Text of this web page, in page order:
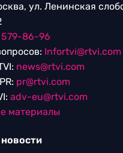
ул. Ленинская
579-86-96
Infortvi@rtvi.com
news@rtvi.com
pr@rtvi.com
adv-eu@rtvi.com
материалы